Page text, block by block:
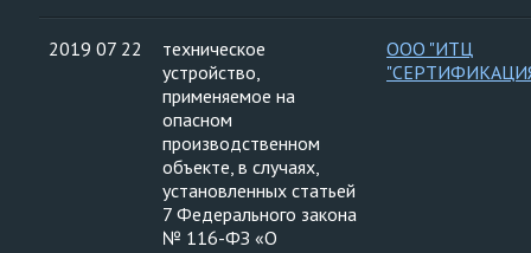
2019 07 22
техническое
устройство,
применяемое на
опасном
производственном
объекте, в случаях,
установленных статьей
7 Федерального закона
№ 116-ФЗ «О
ООО "ИТЦ